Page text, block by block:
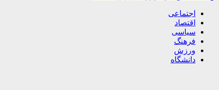
اجتماعی
اقتصاد
سیاسی
فرهنگ
ورزش
دانشگاه